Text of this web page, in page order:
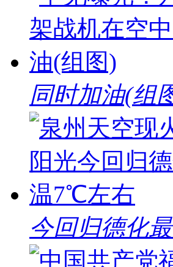
同时加油(组
今回归德化